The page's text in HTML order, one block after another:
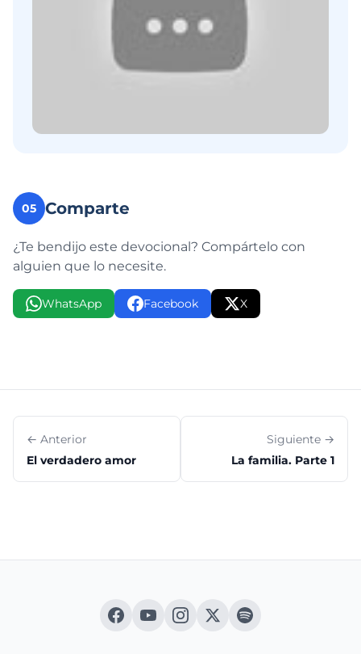
05 Comparte
¿Te bendijo este devocional? Compártelo con
alguien que lo necesite.
WhatsApp Facebook X
← Anterior
El verdadero amor
Siguiente →
La familia. Parte 1